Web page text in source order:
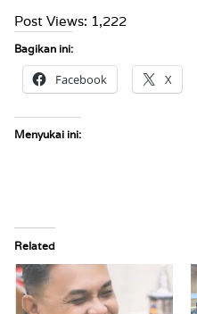
Post Views: 1,222
Bagikan ini:
Facebook X
Menyukai ini:
Related